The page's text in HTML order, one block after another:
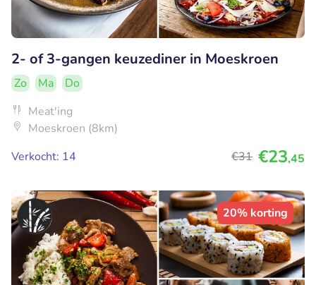
2- of 3-gangen keuzediner in Moeskroen
Zo Ma
Do
Meat'ing
Moeskroen (8km)
Verkocht: 14
€31 €23,45
20% korting